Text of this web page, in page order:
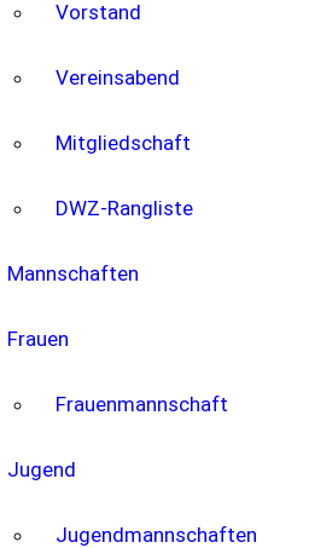
Vorstand
Vereinsabend
Mitgliedschaft
DWZ-Rangliste
Mannschaften
Frauen
Frauenmannschaft
Jugend
Jugendmannschaften